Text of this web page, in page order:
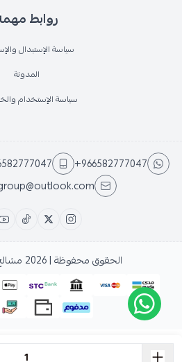
روابط
سياسة الإستبدال
المدونة
سياسة الإستخدام
+966582777047
الحقوق محفوظة | 2026